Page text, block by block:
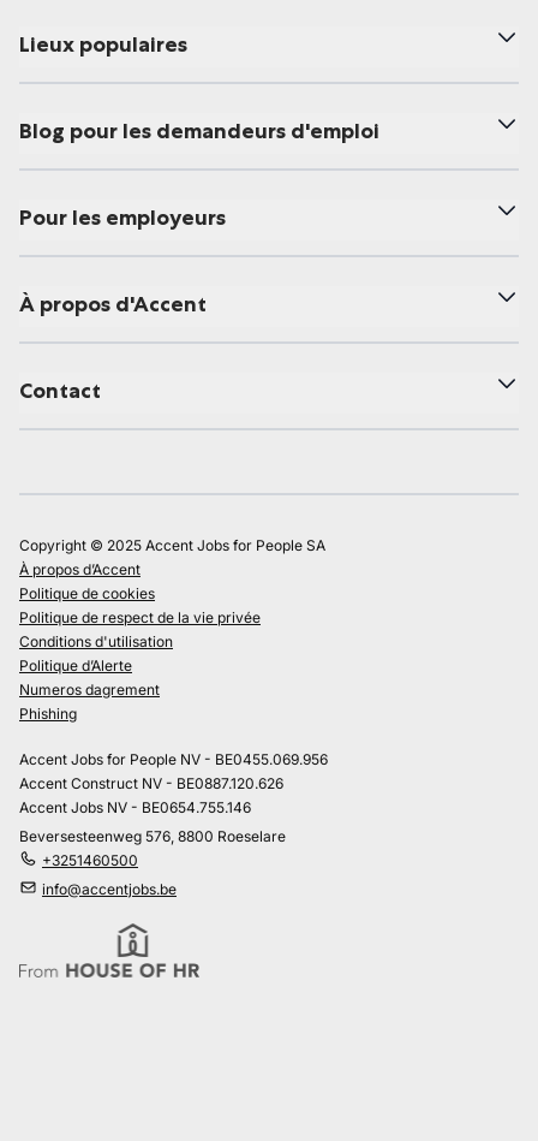
Lieux populaires
Blog pour les demandeurs d'emploi
Pour les employeurs
À propos d'Accent
Contact
Copyright © 2025 Accent Jobs for People SA
À propos d’Accent
Politique de cookies
Politique de respect de la vie privée
Conditions d'utilisation
Politique d’Alerte
Numeros dagrement
Phishing
Accent Jobs for People NV - BE0455.069.956
Accent Construct NV - BE0887.120.626
Accent Jobs NV - BE0654.755.146
Beversesteenweg 576, 8800 Roeselare
+3251460500
info@accentjobs.be